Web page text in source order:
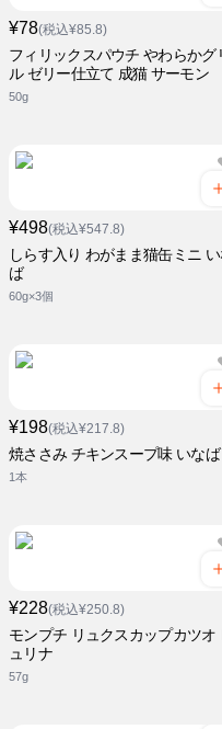
¥78(税込¥85.8)
フィリックスパウチ やわらかグ
ル ゼリー仕立て 成猫 サーモン
50g
¥498(税込¥547.8)
しらす入り わがまま猫缶ミニ
ば
60g×3個
¥198(税込¥217.8)
焼ささみ チキンスープ味 いなば
1本
¥228(税込¥250.8)
モンプチ リュクスカップカツオ
ュリナ
57g